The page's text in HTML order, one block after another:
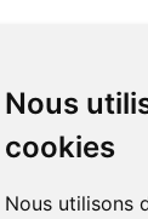
Nous
cookies
Nous utilisons
et venez
retrait
d’Amiens